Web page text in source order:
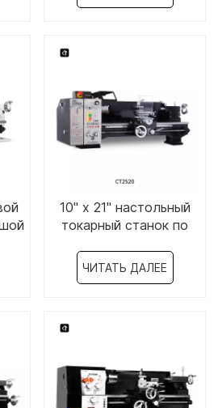
10" x 21" настольный
токарный станок по
ЧИТАТЬ ДАЛЕЕ